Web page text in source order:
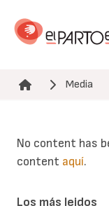
contenido
Ruta de navegación
Media
No content has
content aquí.
Los más leidos